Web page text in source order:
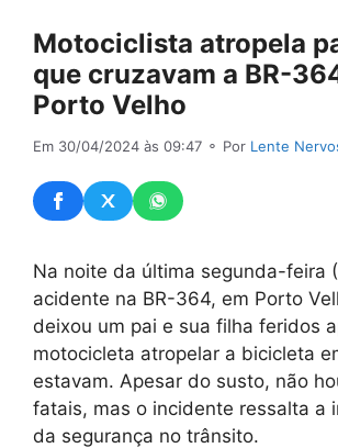
Motociclista atropela
que cruzavam a BR-
Porto Velho
Em 30/04/2024 às 09:47 ⚬ Por Lente
Na noite da última segunda-feira
acidente na BR-364, em Porto
deixou um pai e sua filha feridos
motocicleta atropelar a bicicleta
estavam. Apesar do susto, não
fatais, mas o incidente ressalta a
da segurança no trânsito.